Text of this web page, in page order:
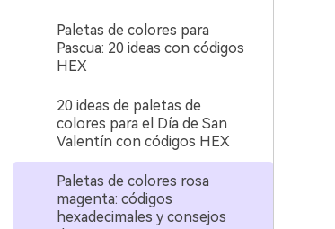
Paletas de colores para
Pascua: 20 ideas con códigos
HEX
20 ideas de paletas de
colores para el Día de San
Valentín con códigos HEX
Paletas de colores rosa
magenta: códigos
hexadecimales y consejos